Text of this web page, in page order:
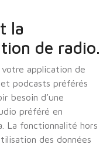
la
de radio.
application de
podcasts préférés
besoin d’une
préféré en
La fonctionnalité hors
des données